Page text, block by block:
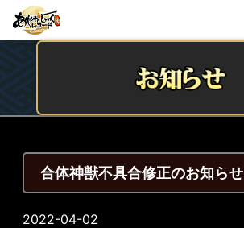
合体神獣不具合修正のお知らせ
2022-04-02